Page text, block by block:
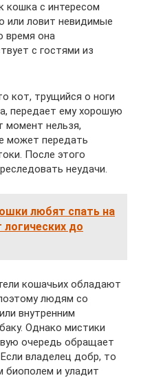
кошка с интересом
или ловит невидимые
время она
с гостями из
кот, трущийся о ноги
передает ему хорошую
момент нельзя,
может передать
После этого
неудачи.
любят спать на
до
кошачьих обладают
людям со
внутренним
Однако мистики
очередь обращает
владелец добр, то
биополем и уладит